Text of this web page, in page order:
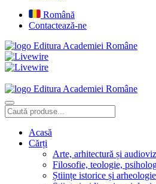
Română
Contactează-ne
Editura Academiei Române
Editura Academiei Române
Acasă
Cărți
Arte, arhitectură și
Filosofie, teologie,
Științe istorice și arheologie